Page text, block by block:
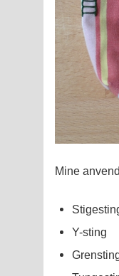
Mine
Y-sting